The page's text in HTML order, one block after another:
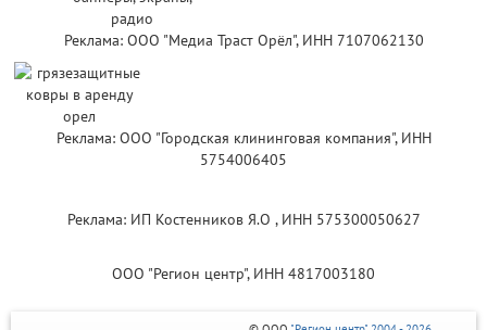
Реклама: ООО "Медиа Траст Орёл", ИНН 7107062130
Реклама: ООО "Городская клининговая компания", ИНН
5754006405
Реклама: ИП Костенников Я.О , ИНН 575300050627
ООО "Регион центр", ИНН 4817003180